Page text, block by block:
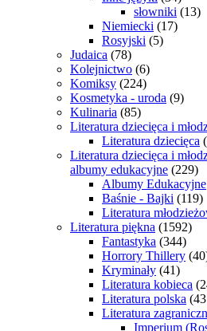
słowniki (13)
Niemiecki (17)
Rosyjski (5)
Judaica (78)
Kolejnictwo (6)
Komiksy (224)
Kosmetyka - uroda (9)
Kulinaria (85)
Literatura dziecięca i
Literatura dziecięca
Literatura dziecięca i
albumy edukacyjne (229)
Albumy Edukacyjne
Baśnie - Bajki (119)
Literatura
Literatura piękna (1592)
Fantastyka (344)
Horrory Thillery
Kryminały (41)
Literatura kobieca
Literatura polska
Literatura
Imperium